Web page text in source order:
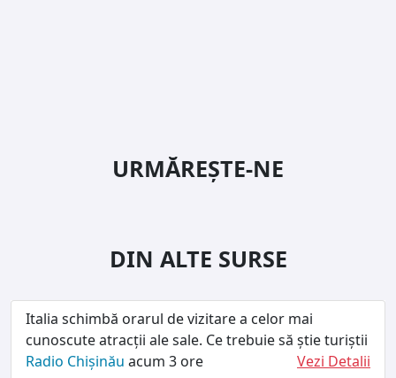
URMĂREȘTE-NE
DIN ALTE SURSE
Italia schimbă orarul de vizitare a celor mai
cunoscute atracții ale sale. Ce trebuie să știe turiștii
Radio Chișinău acum 3 ore
Vezi Detalii